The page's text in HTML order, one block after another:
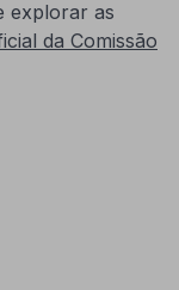
explorar as
da Comissão